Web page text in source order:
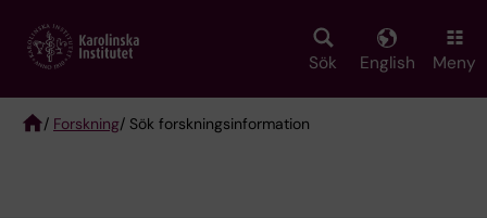
main
Sök English Meny
/ Forskning/ Sök forskningsinformation